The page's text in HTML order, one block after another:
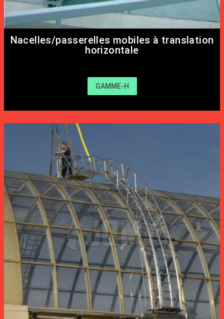
Nacelles/passerelles mobiles à translation
horizontale
GAMME-H